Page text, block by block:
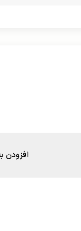
افزودن